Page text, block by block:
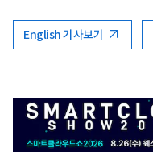
English 기사보기